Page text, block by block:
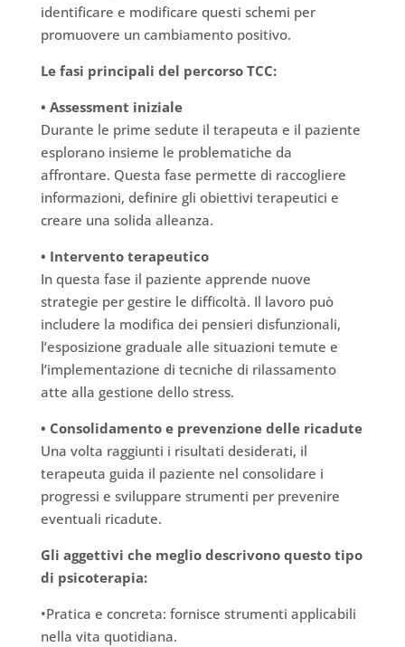
identificare e modificare questi schemi per
promuovere un cambiamento positivo.
Le fasi principali del percorso TCC:
• Assessment iniziale
Durante le prime sedute il terapeuta e il paziente
esplorano insieme le problematiche da
affrontare. Questa fase permette di raccogliere
informazioni, definire gli obiettivi terapeutici e
creare una solida alleanza.
• Intervento terapeutico
In questa fase il paziente apprende nuove
strategie per gestire le difficoltà. Il lavoro può
includere la modifica dei pensieri disfunzionali,
l’esposizione graduale alle situazioni temute e
l’implementazione di tecniche di rilassamento
atte alla gestione dello stress.
• Consolidamento e prevenzione delle ricadute
Una volta raggiunti i risultati desiderati, il
terapeuta guida il paziente nel consolidare i
progressi e sviluppare strumenti per prevenire
eventuali ricadute.
Gli aggettivi che meglio descrivono questo tipo
di psicoterapia:
•Pratica e concreta: fornisce strumenti applicabili
nella vita quotidiana.